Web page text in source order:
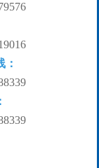
提高砂轮磨削性能
的修整技巧。实
轮技巧的操作者，
购买所谓的好砂
的情况，配备专门
危害
作用下抵抗破裂的
、使用上的一个十
转强度不合格列为
；即抽查10片砂轮
：